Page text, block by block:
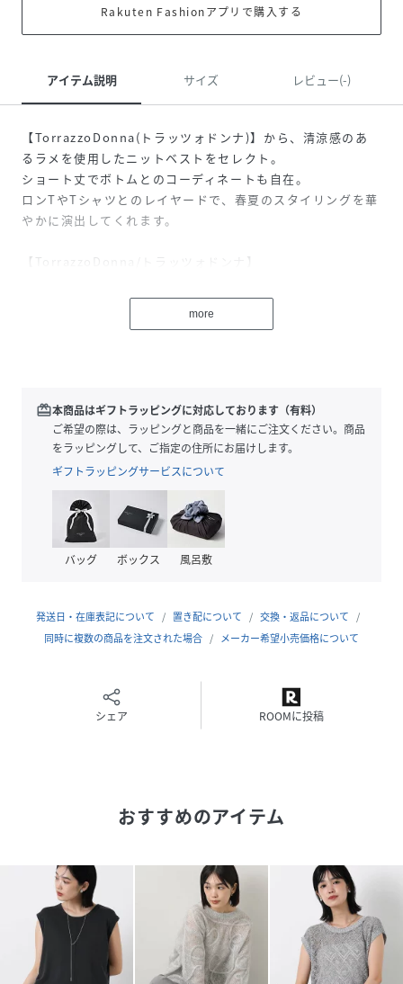
Rakuten Fashionアプリで購入する
アイテム説明 サイズ レビュー(-)
【TorrazzoDonna(トラッツォドンナ)】から、清涼感のあ
るラメを使用したニットベストをセレクト。
ショート丈でボトムとのコーディネートも自在。
ロンTやTシャツとのレイヤードで、春夏のスタイリングを華
やかに演出してくれます。
【TorrazzoDonna/トラッツォドンナ】
-UpliftCollectionforyoursmile-
モード、フェミニン、カジュアル。
たシルエット。
トレンドをつかみ、気分を高揚させるカラーワーク。
関わるすべての人を大切にした、“ふくづくり”
たくさんの出会いと笑顔を連鎖させ、ファッションだけでは
終わらない温もりを世界へ届けたい。
**************************
生地の厚さ：厚い
裏地：なし
【商品の色みについて】
モデル身長：162cm 着用サイズ：BLK/ﾌﾘｰ
性別タイプ レディース
more
redeem本商品はギフトラッピングに対応しております（有料）
ご希望の際は、ラッピングと商品を一緒にご注文ください。商品
をラッピングして、ご指定の住所にお届けします。
ギフトラッピングサービスについて
バッグ ボックス 風呂敷
発送日・在庫表記について 置き配について
交換・返品について
同時に複数の商品を注文された場合
メーカー希望小売価格について
シェア ROOMに投稿
おすすめのアイテム